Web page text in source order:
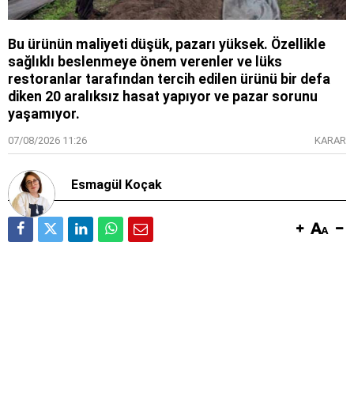
Bu ürünün maliyeti düşük, pazarı yüksek. Özellikle
sağlıklı beslenmeye önem verenler ve lüks
restoranlar tarafından tercih edilen ürünü bir defa
diken 20 aralıksız hasat yapıyor ve pazar sorunu
yaşamıyor.
07/08/2026 11:26 KARAR
Esmagül Koçak